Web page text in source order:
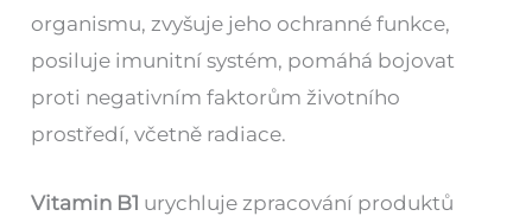
organismu, zvyšuje jeho ochranné funkce,
posiluje imunitní systém, pomáhá bojovat
proti negativním faktorům životního
prostředí, včetně radiace.
Vitamin B1 urychluje zpracování produktů